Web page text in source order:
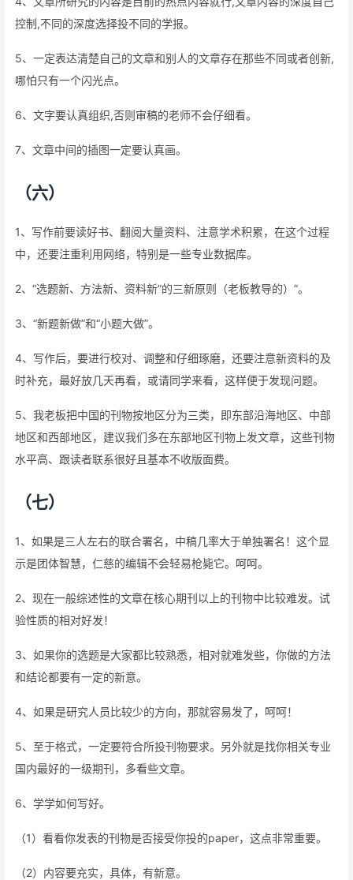
控制,不同的深度选择投不同的学报。
5、一定表达清楚自己的文章和别人的文章存在那些不同或者创新,
哪怕只有一个闪光点。
6、文字要认真组织,否则审稿的老师不会仔细看。
7、文章中间的插图一定要认真画。
（六）
1、写作前要读好书、翻阅大量资料、注意学术积累，在这个过程
中，还要注重利用网络，特别是一些专业数据库。
2、“选题新、方法新、资料新”的三新原则（老板教导的）”。
3、“新题新做”和“小题大做”。
4、写作后，要进行校对、调整和仔细琢磨，还要注意新资料的及
时补充，最好放几天再看，或请同学来看，这样便于发现问题。
5、我老板把中国的刊物按地区分为三类，即东部沿海地区、中部
地区和西部地区，建议我们多在东部地区刊物上发文章，这些刊物
水平高、跟读者联系很好且基本不收版面费。
（七）
1、如果是三人左右的联合署名，中稿几率大于单独署名！这个显
示是团体智慧，仁慈的编辑不会轻易枪毙它。呵呵。
2、现在一般综述性的文章在核心期刊以上的刊物中比较难发。试
验性质的相对好发！
3、如果你的选题是大家都比较熟悉，相对就难发些，你做的方法
和结论都要有一定的新意。
4、如果是研究人员比较少的方向，那就容易发了，呵呵！
5、至于格式，一定要符合所投刊物要求。另外就是找你相关专业
国内最好的一级期刊，多看些文章。
6、学学如何写好。
（1）看看你发表的刊物是否接受你投的paper，这点非常重要。
（2）内容要充实，具体，有新意。